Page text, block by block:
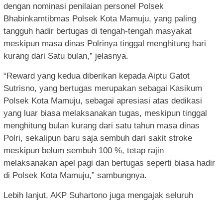
dengan nominasi penilaian personel Polsek
Bhabinkamtibmas Polsek Kota Mamuju, yang paling
tangguh hadir bertugas di tengah-tengah masyakat
meskipun masa dinas Polrinya tinggal menghitung hari
kurang dari Satu bulan,” jelasnya.
“Reward yang kedua diberikan kepada Aiptu Gatot
Sutrisno, yang bertugas merupakan sebagai Kasikum
Polsek Kota Mamuju, sebagai apresiasi atas dedikasi
yang luar biasa melaksanakan tugas, meskipun tinggal
menghitung bulan kurang dari satu tahun masa dinas
Polri, sekalipun baru saja sembuh dari sakit stroke
meskipun belum sembuh 100 %, tetap rajin
melaksanakan apel pagi dan bertugas seperti biasa hadir
di Polsek Kota Mamuju,” sambungnya.
Lebih lanjut, AKP Suhartono juga mengajak seluruh